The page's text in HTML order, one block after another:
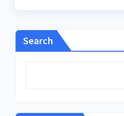
Search